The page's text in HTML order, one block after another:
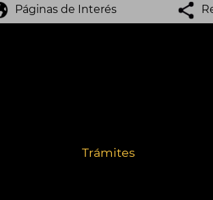
Páginas de Interés
Trámites